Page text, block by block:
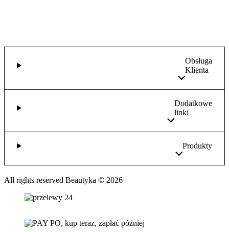
Obsługa
Klienta
Dodatkowe
linki
Produkty
All rights reserved Beautyka © 2026